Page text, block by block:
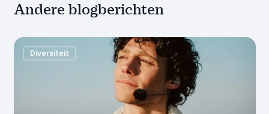
Andere blogberichten
Diversiteit